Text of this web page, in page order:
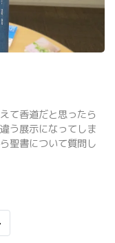
て香道だと思ったら
う展示になってしま
聖書について質問し